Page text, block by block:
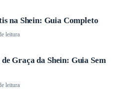
na Shein: Guia Completo
leitura
Graça da Shein: Guia Sem
leitura